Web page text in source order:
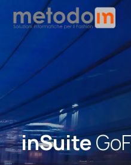
inSuite